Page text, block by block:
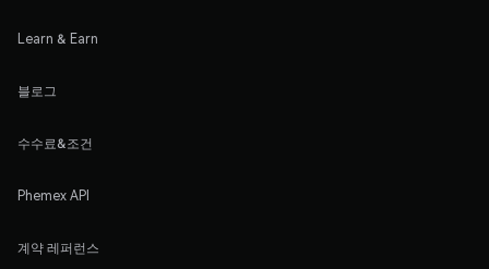
Learn & Earn
블로그
수수료&조건
Phemex API
계약 레퍼런스